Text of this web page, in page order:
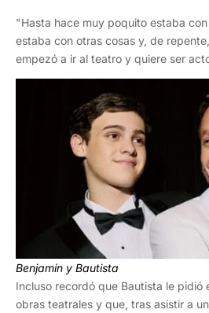
"Hasta hace muy poquito estaba
estaba con otras cosas y, de
empezó a ir al teatro y quiere ser
Benjamín y Bautista
Incluso recordó que Bautista le pidió
obras teatrales y que, tras asistir a